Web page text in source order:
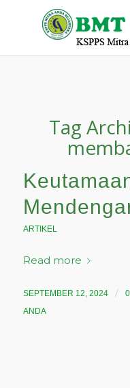
Tag
ARTIKEL
Read more
SEPTEMBER 12, 2024 /
ANDA